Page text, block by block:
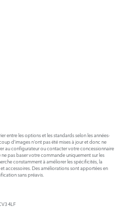
entre les options et les standards selon les années-
d’images n'ont pas été mises à jour et donc ne
au configurateur ou contacter votre concessionnaire
pas baser votre commande uniquement sur les
constamment à améliorer les spécificités, la
accessoires. Des améliorations sont apportées en
sans préavis.
4LF